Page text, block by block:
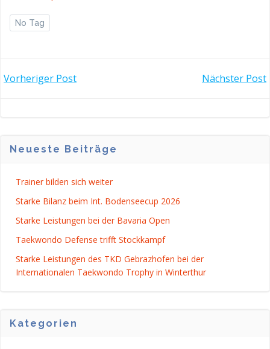
No Tag
POST
Vorheriger Post
POSTNächster Post
Neueste Beiträge
Trainer bilden sich weiter
Starke Bilanz beim Int. Bodenseecup 2026
Starke Leistungen bei der Bavaria Open
Taekwondo Defense trifft Stockkampf
Starke Leistungen des TKD Gebrazhofen bei der
Internationalen Taekwondo Trophy in Winterthur
Kategorien